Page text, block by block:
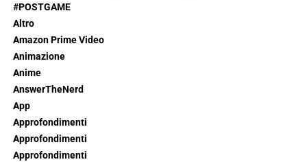
#POSTGAME
Altro
Amazon Prime Video
Animazione
Anime
AnswerTheNerd
App
Approfondimenti
Approfondimenti
Approfondimenti